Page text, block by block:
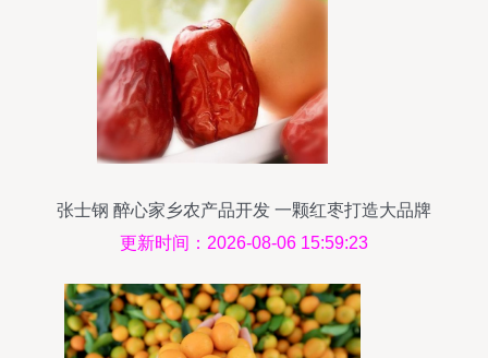
张士钢 醉心家乡农产品开发 一颗红枣打造大品牌
更新时间：2026-08-06 15:59:23